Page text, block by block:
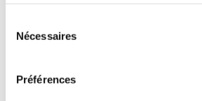
Nécessaires
Préférences
Age minimum :20 ans